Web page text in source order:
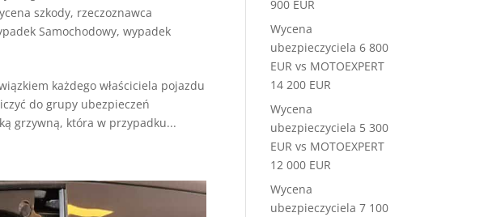
szkody, rzeczoznawca
Samochodowy, wypadek
każdego właściciela pojazdu
do grupy ubezpieczeń
grzywną, która w przypadku...
900 EUR
Wycena
ubezpieczyciela 6 800
EUR vs MOTOEXPERT
14 200 EUR
Wycena
ubezpieczyciela 5 300
EUR vs MOTOEXPERT
12 000 EUR
Wycena
ubezpieczyciela 7 100